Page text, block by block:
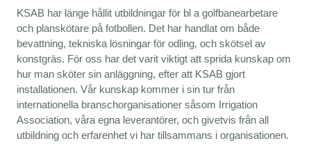
KSAB har länge hållit utbildningar för bl a golfbanearbetare
och planskötare på fotbollen. Det har handlat om både
bevattning, tekniska lösningar för odling, och skötsel av
konstgräs. För oss har det varit viktigt att sprida kunskap om
hur man sköter sin anläggning, efter att KSAB gjort
installationen. Vår kunskap kommer i sin tur från
internationella branschorganisationer såsom Irrigation
Association, våra egna leverantörer, och givetvis från all
utbildning och erfarenhet vi har tillsammans i organisationen.